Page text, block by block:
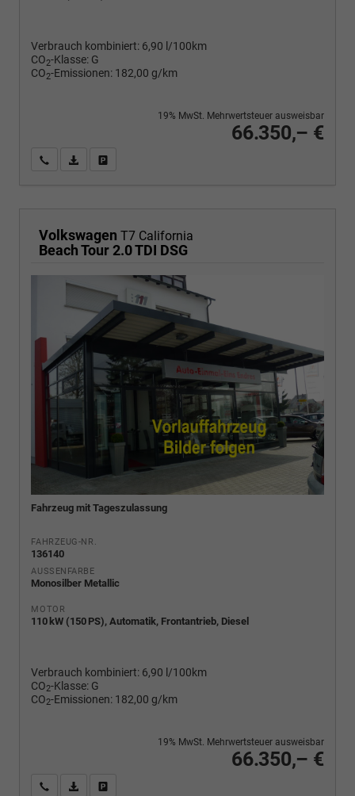
Verbrauch kombiniert: 6,90 l/100km
CO2-Klasse: G
CO2-Emissionen: 182,00 g/km
66.350,– €
19% MwSt. Mehrwertsteuer ausweisbar
Wir rufen Sie anPDF-Fahrzeugexposé drucken
Volkswagen T7 California
Beach Tour 2.0 TDI DSG
Fahrzeug mit Tageszulassung
FAHRZEUG-NR.
136140
AUSSENFARBE
Monosilber Metallic
MOTOR
110 kW (150 PS), Automatik, Frontantrieb, Diesel
Verbrauch kombiniert: 6,90 l/100km
CO2-Klasse: G
CO2-Emissionen: 182,00 g/km
66.350,– €
19% MwSt. Mehrwertsteuer ausweisbar
Wir rufen Sie anPDF-Fahrzeugexposé drucken